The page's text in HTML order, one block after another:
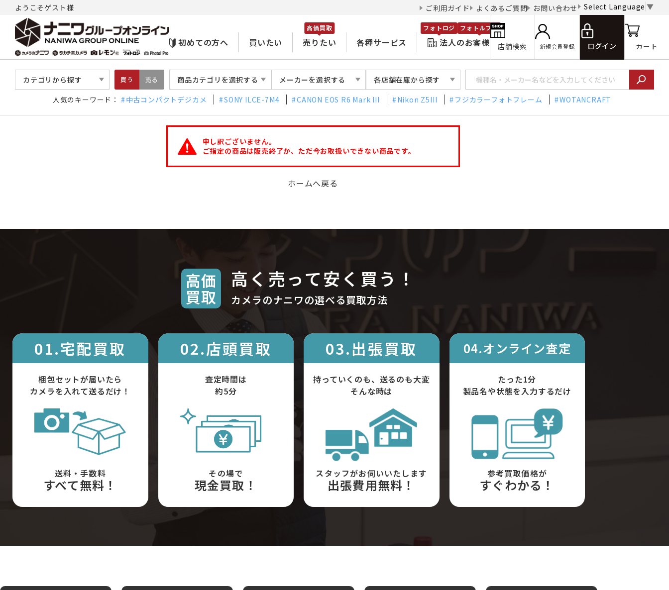
ようこそゲスト様 ご利用ガイド よくあるご質問 お問い合わせ Select Language ▼
初めての方へ 買いたい 売りたい
高価買取
各種サービス 法人のお客様
フォトロジ フォトルプロ
店舗検索 新規会員登録 ログイン カート
カテゴリから探す 買う 売る 商品カテゴリを選択する メーカーを選択する 各店舗在庫から探す
人気のキーワード： 中古コンパクトデジカメ SONY ILCE-7M4 CANON EOS R6 Mark III Nikon Z5III フジカラーフォトフレーム WOTANCRAFT
申し訳ございません。
ご指定の商品は販売終了か、ただ今お取扱いできない商品です。
ホームへ戻る
高価
買取
高く売って安く買う！
カメラのナニワの選べる買取方法
01.宅配買取
梱包セットが届いたら
カメラを入れて送るだけ！
送料・手数料
すべて無料！
02.店頭買取
査定時間は
約5分
その場で
現金買取！
03.出張買取
持っていくのも、送るのも大変
そんな時は
スタッフがお伺いいたします
出張費用無料！
04.オンライン査定
たった1分
製品名や状態を入力するだけ
参考買取価格が
すぐわかる！